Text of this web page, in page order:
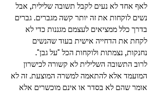
לאף אחד לא נעים לקבל תשובה שלילית, אבל
נשים לוקחות את זה יותר קשה מגברים. גברים
בדרך כלל ממציאים לעצמם מגננות כדי לא
לקחת את הדחייה אישית בעוד שהנשים
נחנקות, נצמתות ולוקחות הכל "על גבן".
לרוב התשובה השלילית לא קשורה לכישרון
המועמד אלא להתאמה למשרה המוצעת. זה לא
אומר שהם לא בסדר או אינם מוכשרים אלא